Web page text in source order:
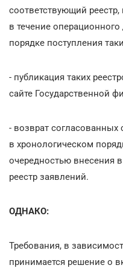
соответствующий реестр,
в течение
порядке поступления
- публикация таких
сайте Государственной
- возврат
в хронологическом
очередностью внесения
реестр заявлений.
ОДНАКО:
Требования, в
принимается решение о